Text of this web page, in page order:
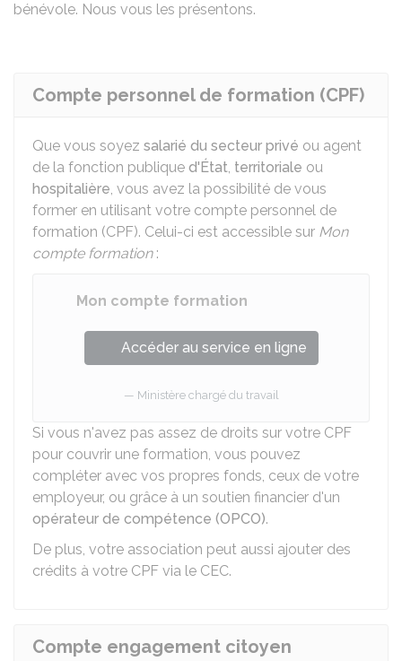
bénévole. Nous vous les présentons.
Compte personnel de formation (CPF)
Que vous soyez salarié du secteur privé ou agent
de la fonction publique d'État, territoriale ou
hospitalière, vous avez la possibilité de vous
former en utilisant votre compte personnel de
formation (CPF). Celui-ci est accessible sur Mon
compte formation:
Mon compte formation
Accéder au service en ligne
Ministère chargé du travail
Si vous n'avez pas assez de droits sur votre CPF
pour couvrir une formation, vous pouvez
compléter avec vos propres fonds, ceux de votre
employeur, ou grâce à un soutien financier d'un
opérateur de compétence (OPCO).
De plus, votre association peut aussi ajouter des
crédits à votre CPF via le CEC.
Compte engagement citoyen